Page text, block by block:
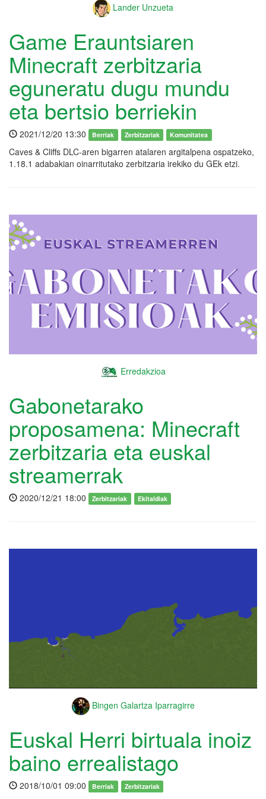
Lander Unzueta
Game Erauntsiaren
Minecraft zerbitzaria
eguneratu dugu mundu
eta bertsio berriekin
2021/12/20 13:30 Berriak Zerbitzariak Komunitatea
Caves & Cliffs DLC-aren bigarren atalaren argitalpena ospatzeko,
1.18.1 adabakian oinarritutako zerbitzaria irekiko du GEk etzi.
Erredakzioa
Gabonetarako
proposamena: Minecraft
zerbitzaria eta euskal
streamerrak
2020/12/21 18:00 Zerbitzariak Ekitaldiak
Bingen Galartza Iparragirre
Euskal Herri birtuala inoiz
baino errealistago
2018/10/01 09:00 Berriak Zerbitzariak